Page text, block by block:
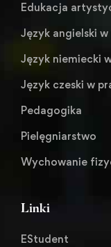
Edukacja
Język angielski
Język niemiecki
Język czeski w
Pedagogika
Pielęgniarstwo
Wychowanie
Linki
EStudent